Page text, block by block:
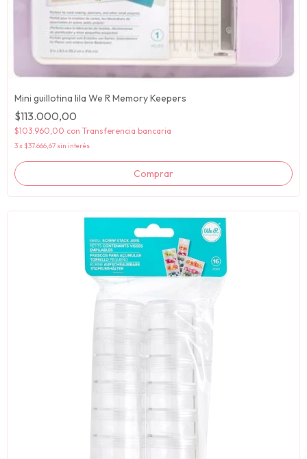
Mini guillotina lila We R Memory Keepers
$113.000,00
$103.960,00 con Transferencia bancaria
3x $37.666,67 sin interés